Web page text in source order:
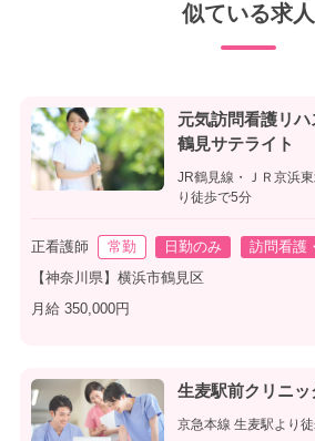
似ている求人
元気訪問看護リ
鶴見サテライト
JR鶴見線・ＪＲ京浜
り徒歩で5分
正看護師 常勤 日勤のみ
訪問看護
【神奈川県】横浜市鶴見区
月給 350,000円
生麦駅前クリニッ
京急本線 生麦駅より